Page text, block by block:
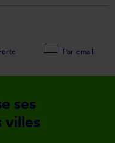
Par email
ses
villes